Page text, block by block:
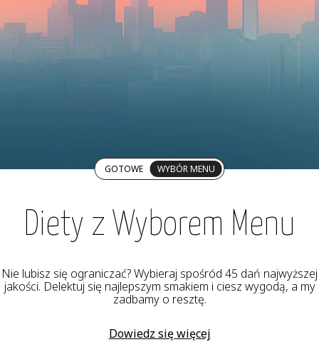
GOTOWE WYBÓR MENU
Diety z Wyborem Menu
Nie lubisz się ograniczać? Wybieraj spośród 45 dań najwyższej
jakości. Delektuj się najlepszym smakiem i ciesz wygodą, a my
zadbamy o resztę.
Dowiedz się więcej